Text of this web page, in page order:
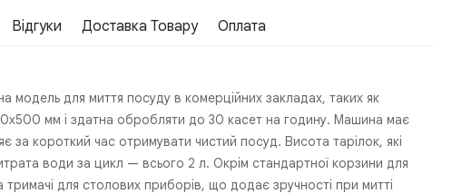
Відгуки Доставка Товару Оплата
для миття посуду в комерційних закладах, таких як
мм і здатна обробляти до 30 касет на годину. Машина має
короткий час отримувати чистий посуд. Висота тарілок, які
води за цикл — всього 2 л. Окрім стандартної корзини для
тримачі для столових приборів, що додає зручності при митті